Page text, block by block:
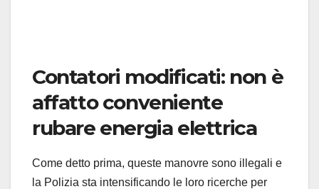
Contatori modificati: non è
affatto conveniente
rubare energia elettrica
Come detto prima, queste manovre sono illegali e
la Polizia sta intensificando le loro ricerche per